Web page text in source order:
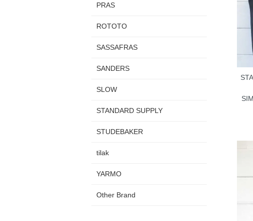
PRAS
ROTOTO
SASSAFRAS
SANDERS
SLOW
STANDARD SUPPLY
STUDEBAKER
tilak
YARMO
Other Brand